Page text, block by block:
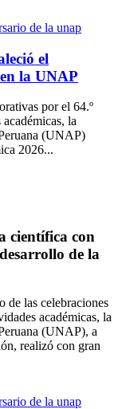
el
la UNAP
por el 64.º
la
(UNAP)
2026...
científica con
de la
de las celebraciones
académicas, la
(UNAP), a
realizó con gran